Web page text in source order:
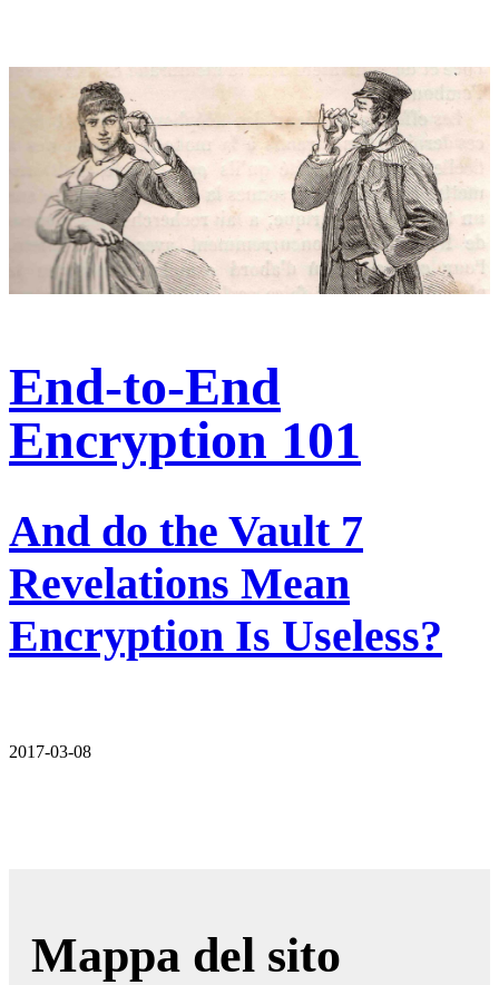
End-to-End
Encryption 101
And do the Vault 7
Revelations Mean
Encryption Is Useless?
2017-03-08
Mappa del sito